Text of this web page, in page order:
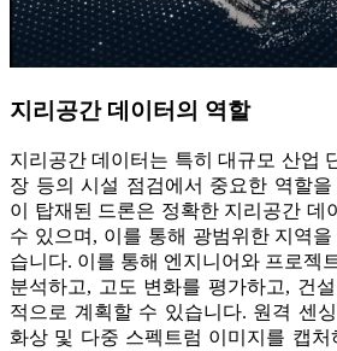
지리공간 데이터의 역할
지리공간 데이터는 특히 대규모 산업
장 등의 시설 점검에서 중요한 역할
이 탑재된 드론은 정확한 지리공간 데
수 있으며, 이를 통해 광범위한 지역
습니다. 이를 통해 엔지니어와 프로젝
분석하고, 고도 변화를 평가하고, 건
적으로 계획할 수 있습니다. 원격 센
화상 및 다중 스펙트럼 이미지를 캡